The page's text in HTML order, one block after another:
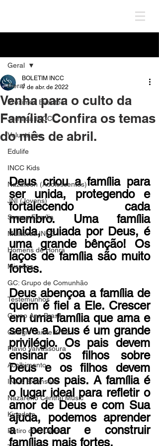
Geral
Próximos Eventos
Jornada INCC
Voluntários
Edulife
INCC Kids
Nazateen (Adolescentes)
JNI (Jovens)
Somos Família
Mulheres INCC
Homens de Honra
Missões
GC: Grupo de Comunhão
Testemunhos
Grupo Ana Brasil
Colégio Jaime Kratz
Flavio Valvassoura
Acolhimento
INCC Extensões
Nazareno Central Music
Kingdom
Retiro com Deus
Geral
Venha para o culto da
Família! Confira os temas
do mês de abril.
BOLETIM INCC
7 de abr. de 2022
Deus criou a família para
ser unida, protegendo e
fortalecendo cada
membro. Uma família
unida, guiada por Deus, é
uma grande bênção! Os
laços de família são muito
fortes.
Deus abençoa a família de
quem é fiel a Ele. Crescer
em uma família que ama e
serve a Deus é um grande
privilégio. Os pais devem
ensinar os filhos sobre
Deus e os filhos devem
honrar os pais. A família é
o lugar ideal para refletir o
amor de Deus e com Sua
ajuda, podemos aprender
a perdoar e construir
famílias mais fortes.